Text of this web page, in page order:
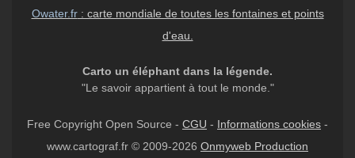
Owater.fr: carte mondiale de toutes les fontaines et points
d'eau.
Carto un éléphant dans la légende.
"Le savoir appartient à tout le monde."
Free Copyright Open Source - CGU - Informations cookies -
www.cartograf.fr © 2009-2026 Onmyweb Production